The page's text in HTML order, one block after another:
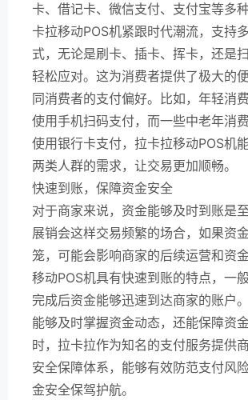
卡、借记卡、微信支付、支付宝等多
卡拉移动POS机紧跟时代潮流，支持
式，无论是刷卡、插卡、挥卡，还是
轻松应对。这为消费者提供了极大的
同消费者的支付偏好。比如，年轻消
使用手机扫码支付，而一些中老年消
使用银行卡支付，拉卡拉移动POS机
两类人群的需求，让交易更加顺畅。
快速到账，保障资金安全
对于商家来说，资金能够及时到账是
展销会这样交易频繁的场合，如果资
笼，可能会影响商家的后续运营和资
移动POS机具有快速到账的特点，一
完成后资金能够迅速到达商家的账户
能够及时掌握资金动态，还能保障资
时，拉卡拉作为知名的支付服务提供
安全保障体系，能够有效防范支付风
金安全保驾护航。